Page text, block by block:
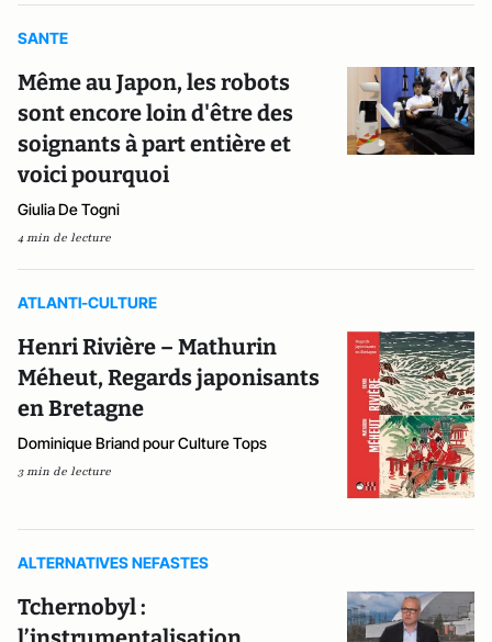
SANTE
Même au Japon, les robots
sont encore loin d'être des
soignants à part entière et
voici pourquoi
Giulia De Togni
4 min de lecture
ATLANTI-CULTURE
Henri Rivière – Mathurin
Méheut, Regards japonisants
en Bretagne
Dominique Briand pour Culture Tops
3 min de lecture
ALTERNATIVES NEFASTES
Tchernobyl :